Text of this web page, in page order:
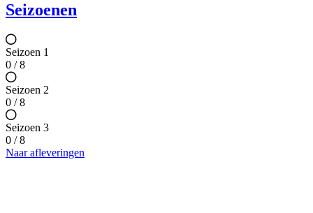
Seizoenen
Seizoen 1
0 / 8
Seizoen 2
0 / 8
Seizoen 3
0 / 8
Naar afleveringen